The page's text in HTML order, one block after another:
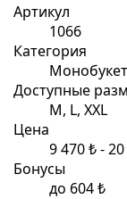
Артикул
1066
Категория
Доступные
M, L, XXL
Цена
9 470 ₺ -
Бонусы
до 604 ₺